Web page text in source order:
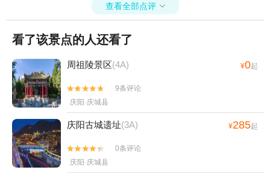
查看全部点评 
看了该景点的人还看了
周祖陵景区(4A) ¥0起


9条评论
庆阳·庆城县
庆阳古城遗址(3A) ¥285起


0条评论
庆阳·庆城县